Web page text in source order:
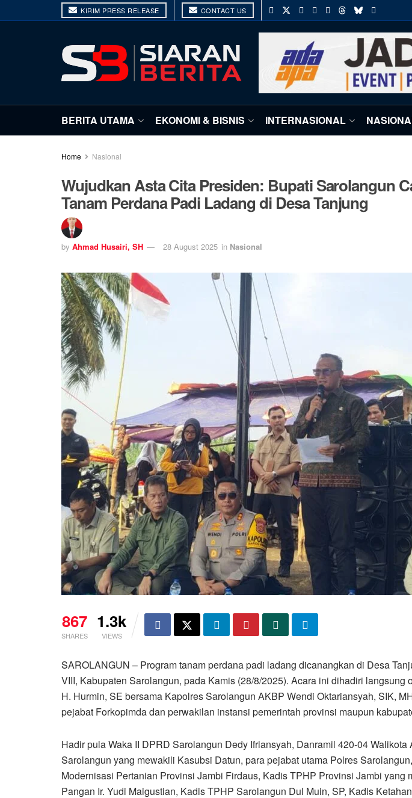
KIRIM PRESS RELEASE CONTACT US
BERITA UTAMA EKONOMI & BISNIS INTERNASIONAL
Home Nasional
Wujudkan Asta Cita Presiden: Bupati Sarolangun
Tanam Perdana Padi Ladang di Desa Tanjung
by Ahmad Husairi, SH 28 August 2025 in Nasional
867
SHARES
1.3k
VIEWS
SAROLANGUN – Program tanam perdana padi ladang dicanangkan di Desa
VIII, Kabupaten Sarolangun, pada Kamis (28/8/2025). Acara ini dihadiri langsung
H. Hurmin, SE bersama Kapolres Sarolangun AKBP Wendi Oktariansyah, SIK,
pejabat Forkopimda dan perwakilan instansi pemerintah provinsi maupun
Hadir pula Waka II DPRD Sarolangun Dedy Ifriansyah, Danramil 420-04 Walikota
Sarolangun yang mewakili Kasubsi Datun, para pejabat utama Polres
Modernisasi Pertanian Provinsi Jambi Firdaus, Kadis TPHP Provinsi Jambi yang
Pangan Ir. Yudi Maigustian, Kadis TPHP Sarolangun Dul Muin, SP, Kadis